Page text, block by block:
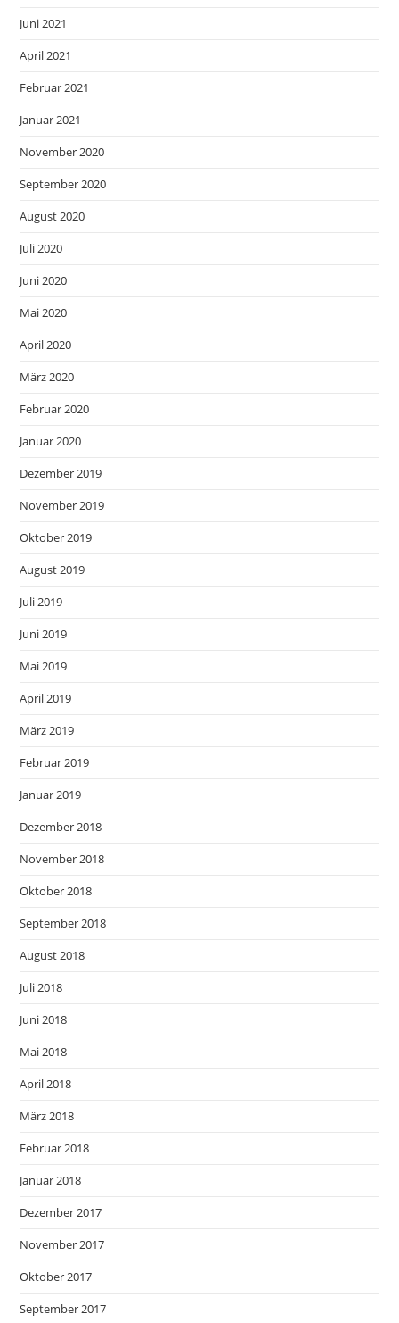
Juni 2021
April 2021
Februar 2021
Januar 2021
November 2020
September 2020
August 2020
Juli 2020
Juni 2020
Mai 2020
April 2020
März 2020
Februar 2020
Januar 2020
Dezember 2019
November 2019
Oktober 2019
August 2019
Juli 2019
Juni 2019
Mai 2019
April 2019
März 2019
Februar 2019
Januar 2019
Dezember 2018
November 2018
Oktober 2018
September 2018
August 2018
Juli 2018
Juni 2018
Mai 2018
April 2018
März 2018
Februar 2018
Januar 2018
Dezember 2017
November 2017
Oktober 2017
September 2017